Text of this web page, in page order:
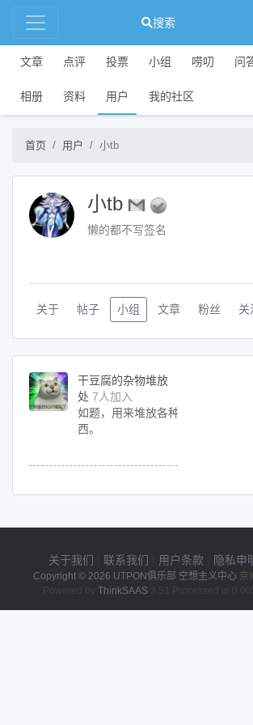
搜索
文章 点评 投票 小组 唠叨 问
相册 资料 用户 我的社区
首页 用户 小tb
小tb
懒的都不写签名
关于 帖子 小组 文章 粉丝 关
干豆腐的杂物堆放
处 7人加入
如题，用来堆放各种乱七八糟的东
西。
关于我们 联系我们 用户条款 隐私申
Copyright © 2026 UTPON俱乐部 空想主义中心 京
Powered by ThinkSAAS3.51 Processed in